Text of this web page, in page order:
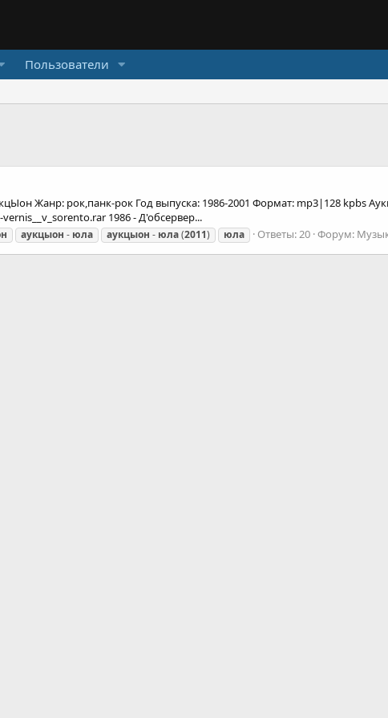
Пользователи
Жанр: рок,панк-рок Год выпуска: 1986-2001 Формат: mp3|128 kpbs
1986 - Д'обсервер...
аукцыон - юла аукцыон - юла(2011) юла Ответы: 20 Форум: